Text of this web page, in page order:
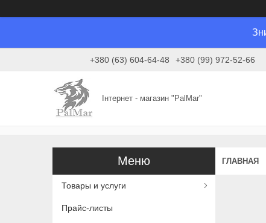
+380 (63) 604-64-48 +380 (99) 972-52-66
Інтернет - магазин "PalMar"
ГЛАВНАЯ
Товары и услуги
Прайс-листы